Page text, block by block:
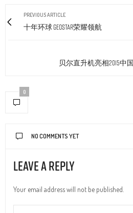
PREVIOUS ARTICLE
十年环球 GEOSTAR荣耀领航
贝尔直升机亮相2015
0
NO COMMENTS YET
Leave a Reply
Your email address will not be published.